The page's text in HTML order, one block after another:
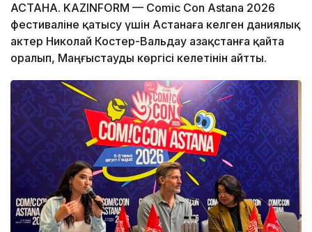
АСТАНА. KAZINFORM — Comic Con Astana 2026
фестиваліне қатысу үшін Астанаға келген даниялық
актер Николай Костер-Вальдау Қазақстанға қайта
оралып, Маңғыстауды көргісі келетінін айтты.